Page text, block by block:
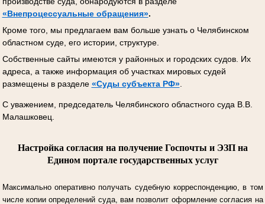
«Внепроцессуальные обращения».
Кроме того, мы предлагаем вам больше узнать о Челябинском
областном суде, его истории, структуре.
Собственные сайты имеются у районных и городских судов. Их
адреса, а также информация об участках мировых судей
размещены в разделе «Суды субъекта РФ».
С уважением, председатель Челябинского областного суда В.В.
Малашковец.
Настройка согласия на получение Госпочты и ЭЗП на
Едином портале государственных услуг
Максимально оперативно получать судебную корреспонденцию, в том
числе копии определений суда, вам позволит оформление согласия на